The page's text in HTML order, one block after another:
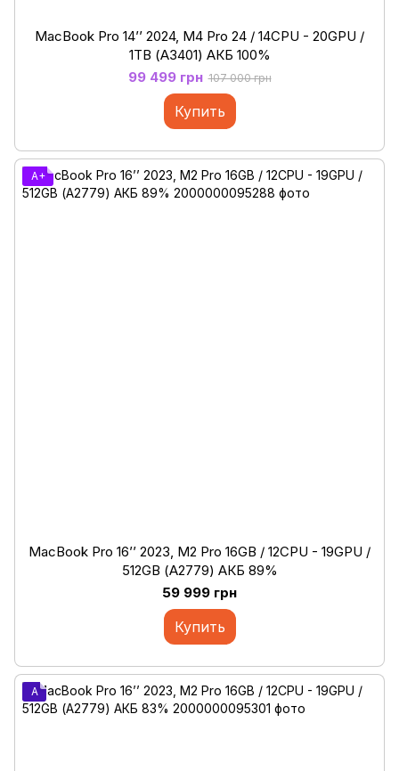
MacBook Pro 14’’ 2024, M4 Pro 24 / 14CPU - 20GPU /
1ТB (А3401) АКБ 100%
99 499 грн 107 000 грн
Купить
A+
MacBook Pro 16’’ 2023, M2 Pro 16GB / 12CPU - 19GPU /
512GB (А2779) АКБ 89%
59 999 грн
Купить
A